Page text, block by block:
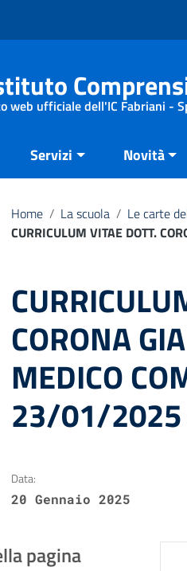
web ufficiale dell'IC Fabriani -
Servizi Novità
Home / La scuola / Le carte
CURRICULUM VITAE DOTT.
CORONA
MEDICO
23/01/
Data:
20 Gennaio 2025
pagina